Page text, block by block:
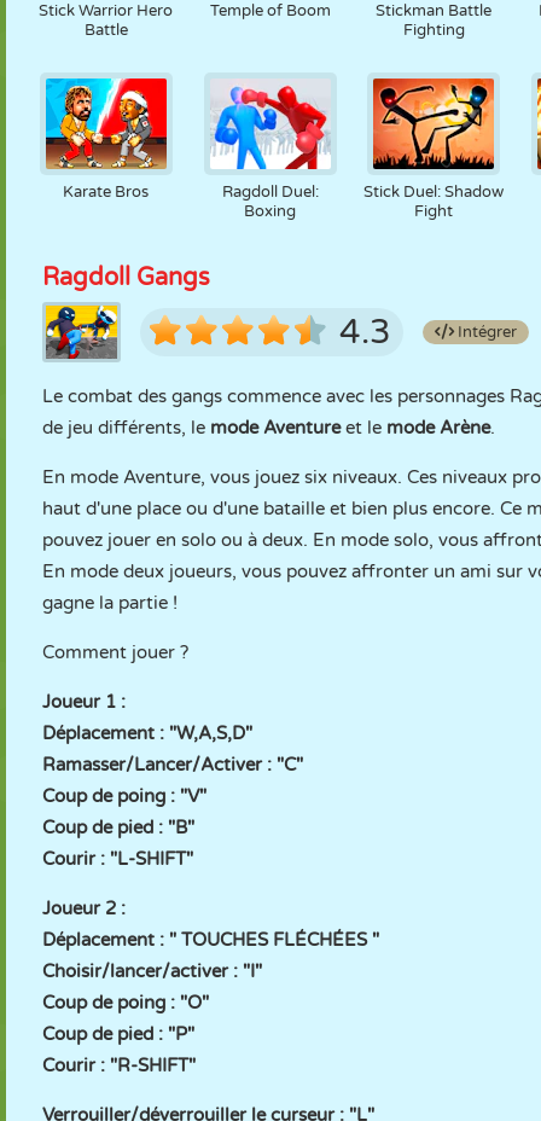
Stick Warrior Hero
Battle
Temple of Boom
Stickman Battle
Fighting
Karate Bros
Ragdoll Duel:
Boxing
Stick Duel: Shadow
Fight
Ragdoll Gangs
4.3 Intégrer
Le combat des gangs commence avec les personnages
de jeu différents, le mode Aventureet le mode Arène.
En mode Aventure, vous jouez six niveaux. Ces niveaux
haut d'une place ou d'une bataille et bien plus encore. Ce
pouvez jouer en solo ou à deux. En mode solo, vous
En mode deux joueurs, vous pouvez affronter un ami
gagne la partie !
Comment jouer ?
Joueur 1 :
Déplacement : "W,A,S,D"
Ramasser/Lancer/Activer : "C"
Coup de poing : "V"
Coup de pied : "B"
Courir : "L-SHIFT"
Joueur 2 :
Déplacement : " TOUCHES FLÉCHÉES "
Choisir/lancer/activer : "I"
Coup de poing : "O"
Coup de pied : "P"
Courir : "R-SHIFT"
Verrouiller/déverrouiller le curseur : "L"